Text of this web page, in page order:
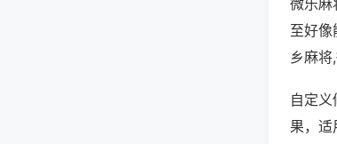
至好
乡麻将
自定
果，适